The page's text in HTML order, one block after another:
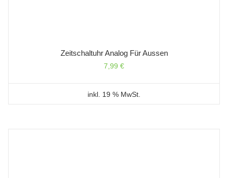
Zeitschaltuhr Analog Für Aussen
7,99 €
inkl. 19 % MwSt.